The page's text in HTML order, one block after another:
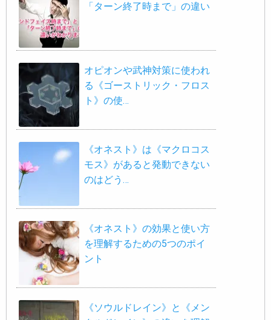
「ターン終了時まで」の違い
オピオンや武神対策に使われ
る《ゴーストリック・フロス
ト》の使…
《オネスト》は《マクロコス
モス》があると発動できない
のはどう…
《オネスト》の効果と使い方
を理解するための5つのポイ
ント
《ソウルドレイン》と《メン